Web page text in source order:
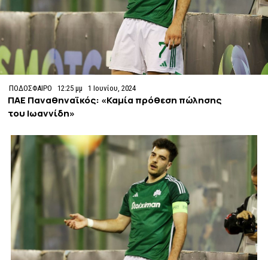
ΠΟΔΟΣΦΑΙΡΟ 12:25 μμ 1 Ιουνίου, 2024
ΠΑΕ Παναθηναϊκός: «Καμία πρόθεση πώλησης
του Ιωαννίδη»